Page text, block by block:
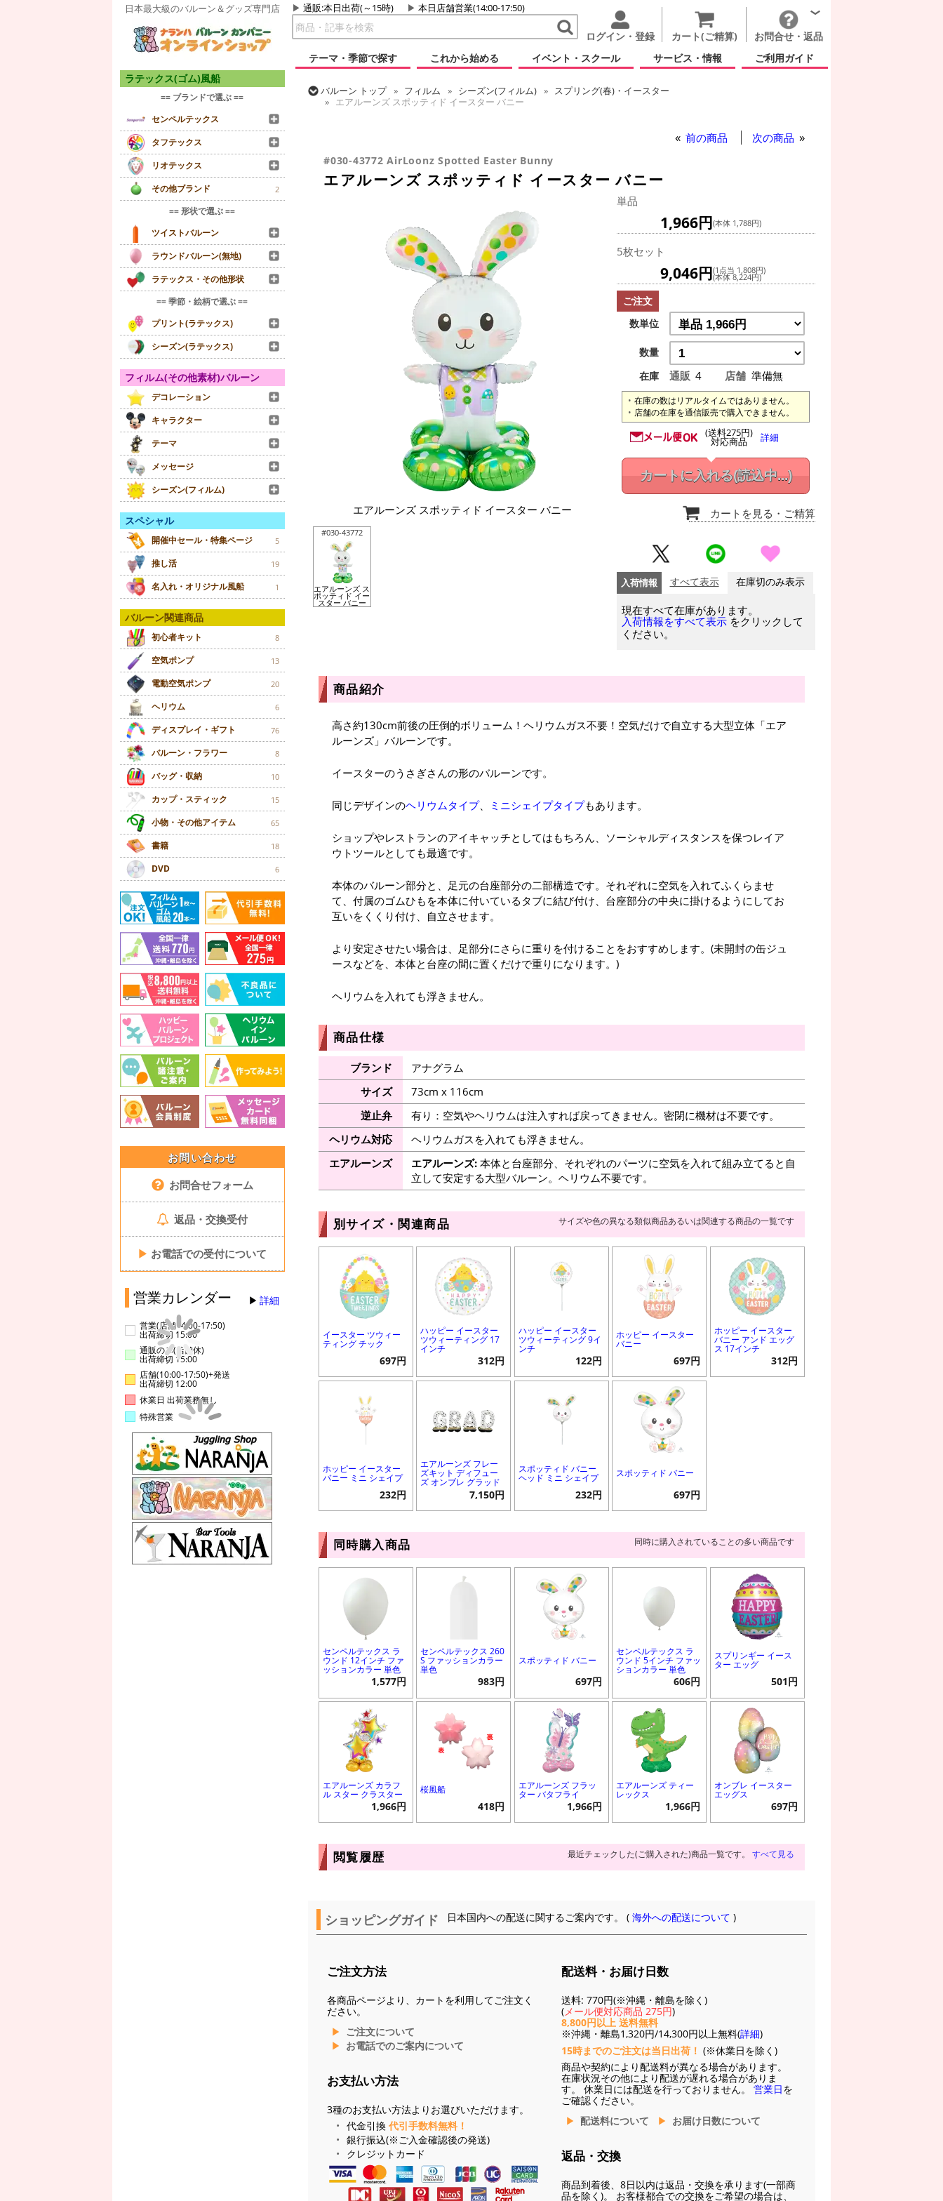
日本最大級のバルーン＆グッズ専門店 通販:本日出荷(～15時) 本日店舗営業(14:00-17:50)
ログイン・登録 カート(ご精算)
お問合せ・返品
テーマ・季節で探す
これから始める イベント・スクール サービス・情報 ご利用ガイド
ラテックス(ゴム)風船
== ブランドで選ぶ ==
センペルテックス
タフテックス
リオテックス
その他ブランド
2
== 形状で選ぶ ==
ツイストバルーン
ラウンドバルーン(無地)
ラテックス・その他形状
== 季節・絵柄で選ぶ ==
プリント(ラテックス)
シーズン(ラテックス)
フィルム(その他素材)バルーン
デコレーション
キャラクター
テーマ
メッセージ
シーズン(フィルム)
スペシャル
開催中セール・特集ページ 5
推し活 19
名入れ・オリジナル風船 1
バルーン関連商品
初心者キット 8
空気ポンプ 13
電動空気ポンプ 20
ヘリウム 6
ディスプレイ・ギフト 76
バルーン・フラワー 8
バッグ・収納 10
カップ・スティック 15
小物・その他アイテム 65
書籍 18
DVD 6
お問い合わせ
お問合せフォーム
返品・交換受付
▶ お電話での受付について
営業カレンダー 詳細
営業(店舗14:00-17:50)
出荷締切 15:00
通販のみ(店舗休)
出荷締切 15:00
店舗(10:00-17:50)+発送
出荷締切 12:00
休業日 出荷業務無し
特殊営業
バルーン トップ フィルム シーズン(フィルム)
スプリング(春)・イースター
エアルーンズ スポッティド イースター バニー
前の商品 次の商品
#030-43772 AirLoonz Spotted Easter Bunny
エアルーンズ スポッティド イースター バニー
エアルーンズ スポッティド イースター バニー
#030-43772
エアルーンズ ス
ポッティド イー
スター バニー
単品
1,966円(本体 1,788円)
5枚セット
9,046円(1点当 1,808円)
(本体 8,224円)
ご注文
数単位
数量
在庫
通販 4 店舗 準備無
在庫の数はリアルタイムではありません。
店舗の在庫を通信販売で購入できません。
(送料275円)
対応商品 詳細
カートに入れる(読込中...)
カートを見る ・ご精算
入荷情報 すべて表示 在庫切のみ表示
現在すべて在庫があります。
入荷情報をすべて表示 をクリックして
ください。
商品紹介
高さ約130cm前後の圧倒的ボリューム！ヘリウムガス不要！空気だけで自立する大型立体「エア
ルーンズ」バルーンです。
イースターのうさぎさんの形のバルーンです。
同じデザインのヘリウムタイプ、 ミニシェイプタイプもあります。
ショップやレストランのアイキャッチとしてはもちろん、ソーシャルディスタンスを保つレイア
ウトツールとしても最適です。
本体のバルーン部分と、足元の台座部分の二部構造です。それぞれに空気を入れてふくらませ
て、付属のゴムひもを本体に付いているタブに結び付け、台座部分の中央に掛けるようにしてお
互いをくくり付け、自立させます。
より安定させたい場合は、足部分にさらに重りを付けることをおすすめします。(未開封の缶ジュ
ースなどを、本体と台座の間に置くだけで重りになります。)
ヘリウムを入れても浮きません。
商品仕様
ブランド
アナグラム
サイズ
73cm x 116cm
逆止弁
有り：空気やヘリウムは注入すれば戻ってきません。密閉に機材は不要です。
ヘリウム対応
ヘリウムガスを入れても浮きません。
エアルーンズ
エアルーンズ:本体と台座部分、それぞれのパーツに空気を入れて組み立てると自
立して安定する大型バルーン。ヘリウム不要です。
別サイズ・関連商品 サイズや色の異なる類似商品あるいは関連する商品の一覧です
イースター ツウィー
ティング チック
697円
ハッピー イースター
ツウィーティング 17
インチ
312円
ハッピー イースター
ツウィーティング 9イ
ンチ
122円
ホッピー イースター
バニー
697円
ホッピー イースター
バニー アンド エッグ
ス 17インチ
312円
ホッピー イースター
バニー ミニ シェイプ
232円
エアルーンズ フレー
ズキット ディフュー
ズ オンブレ グラッド
7,150円
スポッティド バニー
ヘッド ミニ シェイプ
232円
スポッティド バニー
697円
同時購入商品 同時に購入されていることの多い商品です
センペルテックス ラ
ウンド 12インチ ファ
ッションカラー 単色
1,577円
センペルテックス 260
S ファッションカラー
単色
983円
スポッティド バニー
697円
センペルテックス ラ
ウンド 5インチ ファッ
ションカラー 単色
606円
スプリンギー イース
ター エッグ
501円
エアルーンズ カラフ
ル スター クラスター
1,966円
桜風船
418円
エアルーンズ フラッ
ター バタフライ
1,966円
エアルーンズ ティー
レックス
1,966円
オンブレ イースター
エッグス
697円
閲覧履歴 最近チェックした(ご購入された)商品一覧です。 すべて見る
ショッピングガイド 日本国内への配送に関するご案内です。 (海外への配送について )
ご注文方法
各商品ページより、カートを利用してご注文く
ださい。
ご注文について
お電話でのご案内について
お支払い方法
3種のお支払い方法よりお選びいただけます。
代金引換 代引手数料無料！
銀行振込(※ご入金確認後の発送)
クレジットカード
配送料・お届け日数
送料: 770円(※沖縄・離島を除く)
(メール便対応商品 275円)
8,800円以上 送料無料
※沖縄・離島1,320円/14,300円以上無料(詳細)
15時までのご注文は当日出荷！ (※休業日を除く)
商品や契約により配送料が異なる場合があります。
在庫状況その他により配送が遅れる場合がありま
す。 休業日には配送を行っておりません。 営業日を
ご確認ください。
配送料について
お届け日数について
返品・交換
商品到着後、8日以内は返品・交換を承ります(一部商
品を除く)。 お客様都合での交換をご希望の場合は、